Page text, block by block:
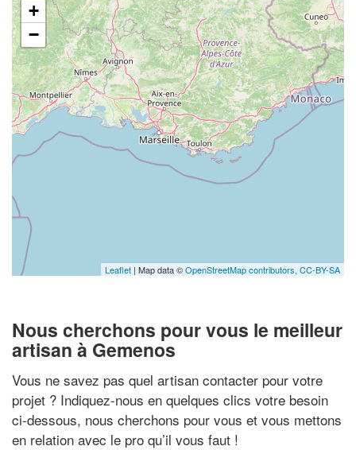
+
−
Leaflet | Map data ©OpenStreetMap contributors, CC-BY-SA
Nous cherchons pour vous le meilleur
artisan à Gemenos
Vous ne savez pas quel artisan contacter pour votre
projet ? Indiquez-nous en quelques clics votre besoin
ci-dessous, nous cherchons pour vous et vous mettons
en relation avec le pro qu’il vous faut !